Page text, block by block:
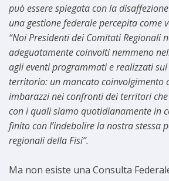
può essere spiegata con la
una gestione federale percepita come
“Noi Presidenti dei Comitati Regionali
adeguatamente coinvolti nemmeno
agli eventi programmati e realizzati
territorio: un mancato coinvolgimento
imbarazzi nei confronti dei territori
con i quali siamo quotidianamente in
finito con l’indebolire la nostra stessa
regionali della Fisi”.
Ma non esiste una Consulta